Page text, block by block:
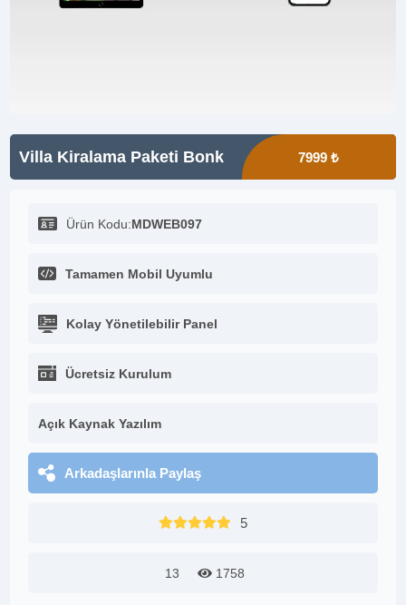
Villa Kiralama Paketi Bonk 7999 ₺
Ürün Kodu:MDWEB097
Tamamen Mobil Uyumlu
Kolay Yönetilebilir Panel
Ücretsiz Kurulum
Açık Kaynak Yazılım
Arkadaşlarınla Paylaş
5
13 1758